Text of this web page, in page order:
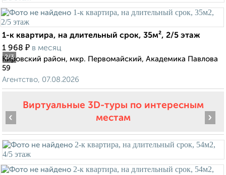
2/3
1-к квартира, на длительный срок, 35м², 2/5 этаж
1 968 ₽ в месяц
Кировский район, мкр. Первомайский, Академика Павлова
59
Агентство, 07.08.2026
Виртуальные 3D-туры по интересным
местам
‹ ›